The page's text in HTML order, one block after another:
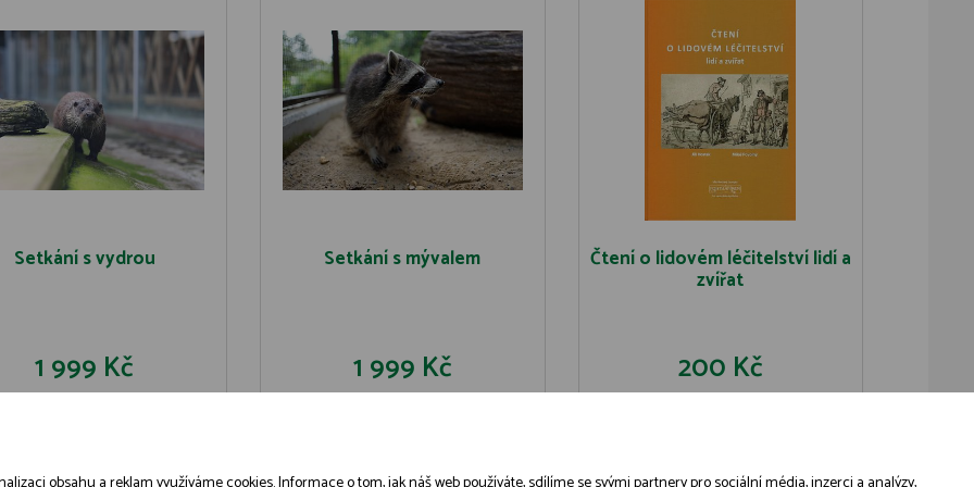
Setkání s vydrou
1 999 Kč
Setkání s mývalem
1 999 Kč
Čtení o lidovém léčitelství lidí a
zvířat
200 Kč